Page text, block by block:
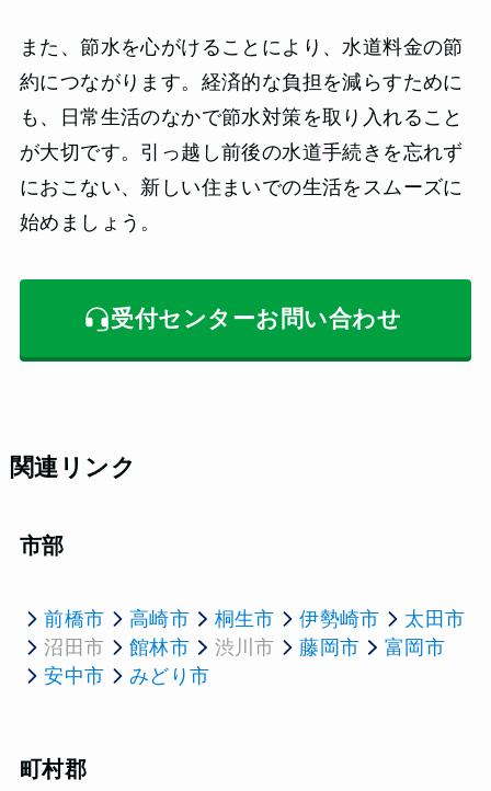
また、節水を心がけることにより、水道料金の節
約につながります。経済的な負担を減らすために
も、日常生活のなかで節水対策を取り入れること
が大切です。引っ越し前後の水道手続きを忘れず
におこない、新しい住まいでの生活をスムーズに
始めましょう。
受付センターお問い合わせ
関連リンク
市部
前橋市 高崎市 桐生市 伊勢崎市
太田市
沼田市
館林市 渋川市 藤岡市
富岡市
安中市
みどり市
町村郡